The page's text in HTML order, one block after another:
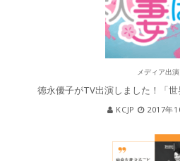
メディア出演
徳永優子がTV出演しました！「世
KCJP 2017年